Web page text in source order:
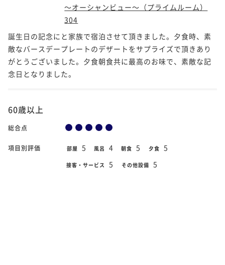
～オーシャンビュー～（プライムルーム）
304
誕生日の記念にと家族で宿泊させて頂きました。夕食時、素
敵なバースデープレートのデザートをサプライズで頂きあり
がとうございました。夕食朝食共に最高のお味で、素敵な記
念日となりました。
60歳以上
総合点
項目別評価 部屋 5 風呂 4 朝食 5 夕食 5
接客・サービス 5 その他設備 5